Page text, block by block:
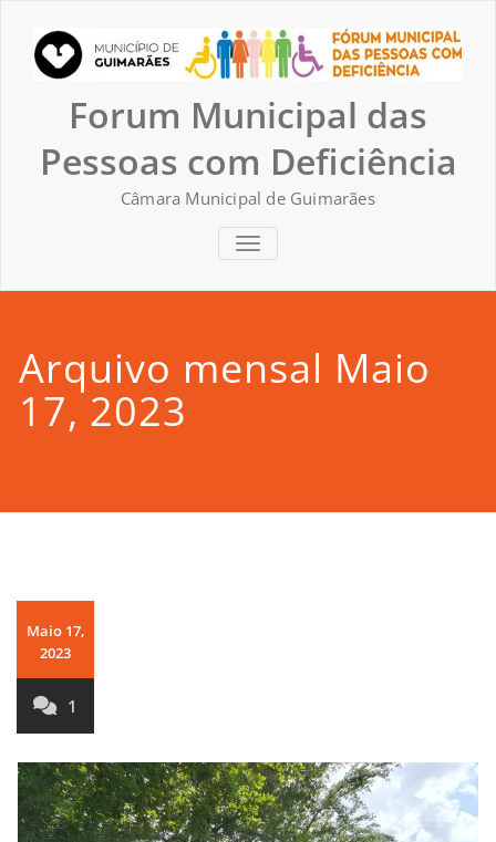
content
Forum Municipal das
Pessoas com Deficiência
Câmara Municipal de Guimarães
TOGGLE NAVIGATION
Arquivo mensal Maio
17, 2023
Maio 17,
2023
1